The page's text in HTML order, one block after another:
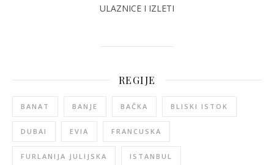
ULAZNICE I IZLETI
REGIJE
BANAT BANJE BAČKA BLISKI ISTOK
DUBAI EVIA FRANCUSKA
FURLANIJA JULIJSKA ISTANBUL